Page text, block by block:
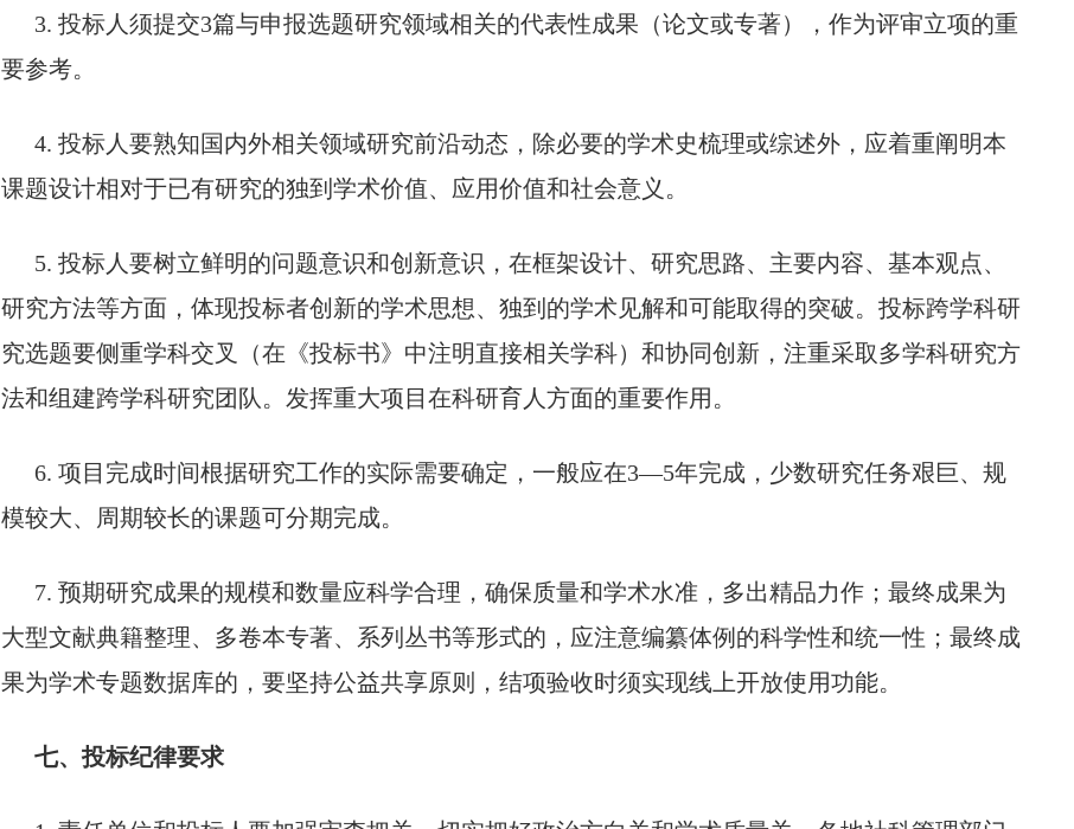
3. 投标人须提交3篇与申报选题研究领域相关的代表性成果（论文或专著），作为评审立项的重
要参考。
4. 投标人要熟知国内外相关领域研究前沿动态，除必要的学术史梳理或综述外，应着重阐明本
课题设计相对于已有研究的独到学术价值、应用价值和社会意义。
5. 投标人要树立鲜明的问题意识和创新意识，在框架设计、研究思路、主要内容、基本观点、
研究方法等方面，体现投标者创新的学术思想、独到的学术见解和可能取得的突破。投标跨学科研
究选题要侧重学科交叉（在《投标书》中注明直接相关学科）和协同创新，注重采取多学科研究方
法和组建跨学科研究团队。发挥重大项目在科研育人方面的重要作用。
6. 项目完成时间根据研究工作的实际需要确定，一般应在3—5年完成，少数研究任务艰巨、规
模较大、周期较长的课题可分期完成。
7. 预期研究成果的规模和数量应科学合理，确保质量和学术水准，多出精品力作；最终成果为
大型文献典籍整理、多卷本专著、系列丛书等形式的，应注意编纂体例的科学性和统一性；最终成
果为学术专题数据库的，要坚持公益共享原则，结项验收时须实现线上开放使用功能。
七、投标纪律要求